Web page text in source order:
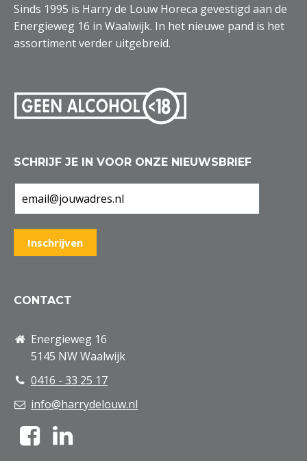
Sinds 1995 is Harry de Louw Horeca gevestigd aan de
Energieweg 16 in Waalwijk. In het nieuwe pand is het
assortiment verder uitgebreid.
SCHRIJF JE IN VOOR ONZE NIEUWSBRIEF
CONTACT
Energieweg 16
5145 NW Waalwijk
0416 - 33 25 17
info@harrydelouw.nl